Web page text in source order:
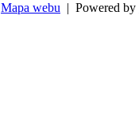
Mapa webu | Powered by